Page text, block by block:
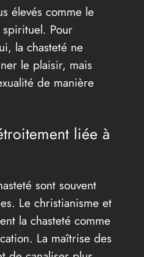
élevés comme le
Pour
la chasteté ne
le plaisir, mais
de manière
liée à
sont souvent
Le christianisme et
la chasteté comme
La maîtrise des